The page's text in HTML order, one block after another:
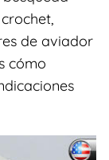
de aviador
cómo